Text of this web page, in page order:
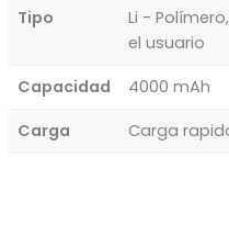
Tipo
Li -
el usuario
Capacidad
4000 mAh
Carga
Carga